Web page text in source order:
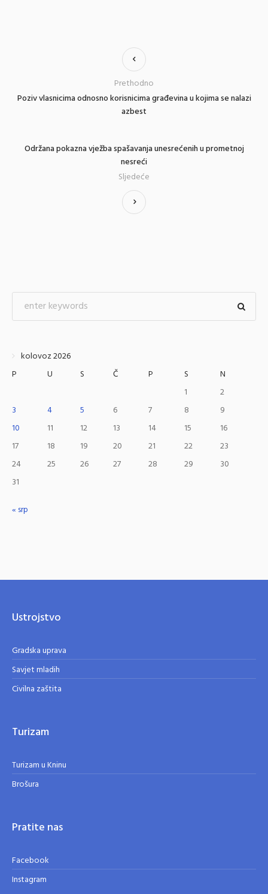
Poziv vlasnicima odnosno korisnicima građevina u kojima se nalazi
azbest
Prethodno
Održana pokazna vježba spašavanja unesrećenih u prometnoj
nesreći
Sljedeće
kolovoz 2026
P
U S Č P S
N
1
2
3
4 5 6 7 8
9
10
11 12 13 14 15
16
17
18 19 20 21 22
23
24
25 26 27 28 29
30
31
« srp
Ustrojstvo
Gradska uprava
Savjet mladih
Civilna zaštita
Turizam
Turizam u Kninu
Brošura
Pratite nas
Facebook
Instagram